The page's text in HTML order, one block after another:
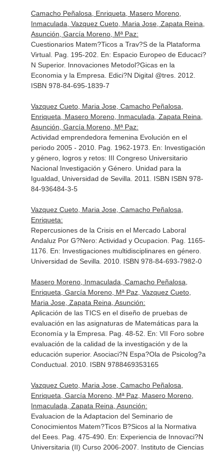
Camacho Peñalosa, Enriqueta, Masero Moreno,
Inmaculada, Vazquez Cueto, Maria Jose, Zapata Reina,
Asunción, García Moreno, Mª Paz:
Cuestionarios Matem?Ticos a Trav?S de la Plataforma
Virtual. Pag. 195-202. En: Espacio Europeo de Educaci?
N Superior. Innovaciones Metodol?Gicas en la
Economia y la Empresa . Edici?N Digital @tres. 2012.
ISBN 978-84-695-1839-7
Vazquez Cueto, Maria Jose, Camacho Peñalosa,
Enriqueta, Masero Moreno, Inmaculada, Zapata Reina,
Asunción, García Moreno, Mª Paz:
Actividad emprendedora femenina Evolución en el
periodo 2005 - 2010. Pag. 1962-1973. En: Investigación
y género, logros y retos: III Congreso Universitario
Nacional Investigación y Género. Unidad para la
Igualdad, Universidad de Sevilla. 2011. ISBN ISBN 978-
84-936484-3-5
Vazquez Cueto, Maria Jose, Camacho Peñalosa,
Enriqueta:
Repercusiones de la Crisis en el Mercado Laboral
Andaluz Por G?Nero: Actividad y Ocupacion. Pag. 1165-
1176. En: Investigaciones multidisciplinares en género.
Universidad de Sevilla. 2010. ISBN 978-84-693-7982-0
Masero Moreno, Inmaculada, Camacho Peñalosa,
Enriqueta, García Moreno, Mª Paz, Vazquez Cueto,
Maria Jose, Zapata Reina, Asunción:
Aplicación de las TICS en el diseño de pruebas de
evaluación en las asignaturas de Matemáticas para la
Economía y la Empresa. Pag. 48-52. En: VII Foro sobre
evaluación de la calidad de la investigación y de la
educación superior. Asociaci?N Espa?Ola de Psicolog?a
Conductual. 2010. ISBN 9788469353165
Vazquez Cueto, Maria Jose, Camacho Peñalosa,
Enriqueta, García Moreno, Mª Paz, Masero Moreno,
Inmaculada, Zapata Reina, Asunción:
Evaluacion de la Adaptacion del Seminario de
Conocimientos Matem?Ticos B?Sicos al la Normativa
del Eees. Pag. 475-490. En: Experiencia de Innovaci?N
Universitaria (II) Curso 2006-2007 . Instituto de Ciencias